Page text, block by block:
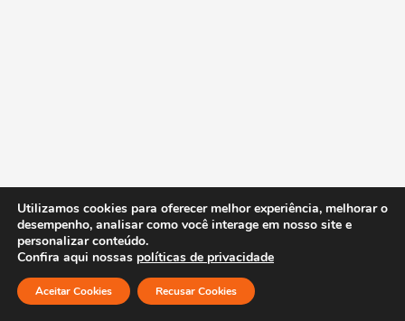
Utilizamos cookies para oferecer melhor experiência, melhorar o
desempenho, analisar como você interage em nosso site e
personalizar conteúdo.
Confira aqui nossas políticas de privacidade
Aceitar Cookies Recusar Cookies